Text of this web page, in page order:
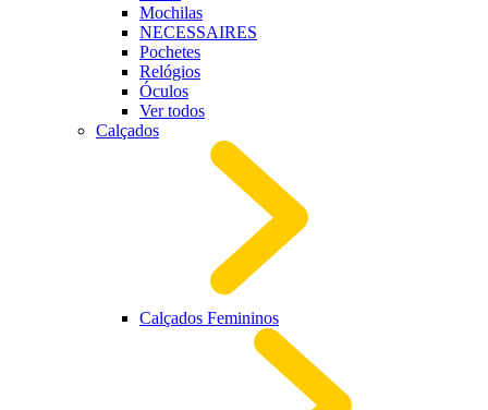
Mochilas
NECESSAIRES
Pochetes
Relógios
Óculos
Ver todos
Calçados
Calçados Femininos